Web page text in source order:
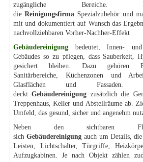
zugängliche
dieReinigungsfirma Spezialzubehör und
mit und dokumentiert auf Wunsch das
nachvollziehbaren Vorher-Nachher-Effekt
Gebäudereinigung
bedeutet, Innen-
Gebäudes so zu pflegen, dass Sauberkeit,
gesichert bleiben. Dazu gehören
Sanitärbereiche, Küchenzonen und
Glasflächen und Fassaden.
decktGebäudereinigung zusätzlich die
Treppenhaus, Keller und Abstellräume ab.
Umfeld, das gesund, sicher und angenehm
Neben den sichtbaren
sich Gebäudereinigungauch um Details, die
Leisten, Lichtschalter, Türgriffe,
Aufzugkabinen. Je nach Objekt zählen